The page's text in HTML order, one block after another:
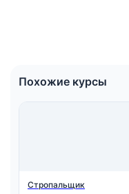
Похожие курсы
Стропальщик